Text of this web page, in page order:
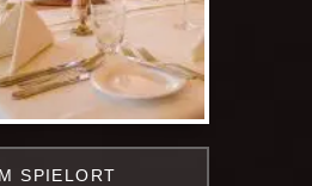
SPIELORT